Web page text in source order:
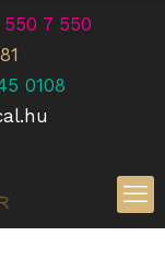
550 7 550
0108